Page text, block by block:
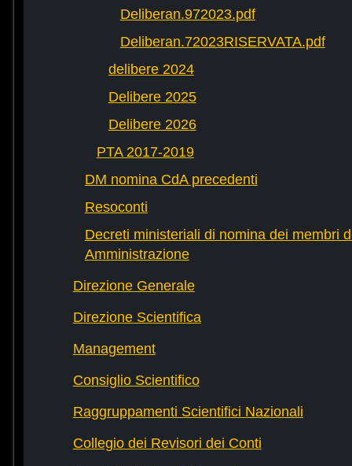
Deliberan.972023.pdf
Deliberan.72023RISERVATA.pdf
delibere 2024
Delibere 2025
Delibere 2026
PTA 2017-2019
DM nomina CdA precedenti
Resoconti
Decreti ministeriali di nomina dei membri
Amministrazione
Direzione Generale
Direzione Scientifica
Management
Consiglio Scientifico
Raggruppamenti Scientifici Nazionali
Collegio dei Revisori dei Conti